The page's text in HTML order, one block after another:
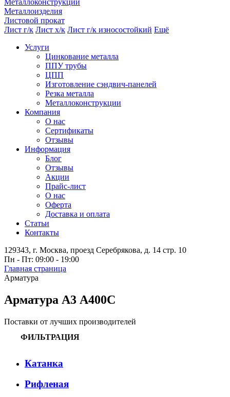
Металлоконструкции
Металлоизделия
Листовой прокат
Лист г/к Лист х/к Лист г/к износостойкий Ещё
Услуги
Цинкование металла
ППУ трубы
ЦПП
Изготовление сэндвич-панелей
Резка металла
Металлоконструкции
Компания
О нас
Сертификаты
Отзывы
Информация
Блог
Отзывы
Акции
Прайс-лист
О нас
Оферта
Доставка и оплата
Статьи
Контакты
129343, г. Москва, проезд Серебрякова, д. 14 стр. 10
Пн - Пт: 09:00 - 19:00
Главная страница
Арматура
Арматура А3 А400С
Поставки от лучших производителей
ФИЛЬТРАЦИЯ
Катанка
Рифленая